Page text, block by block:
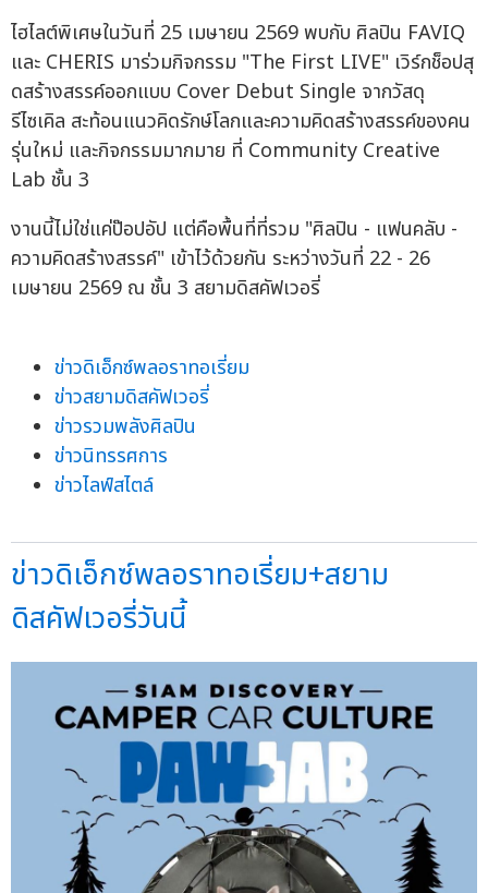
ไฮไลต์พิเศษในวันที่ 25 เมษายน 2569 พบกับ ศิลปิน FAVIQ
และ CHERIS มาร่วมกิจกรรม "The First LIVE" เวิร์กช็อปสุ
ดสร้างสรรค์ออกแบบ Cover Debut Single จากวัสดุ
รีไซเคิล สะท้อนแนวคิดรักษ์โลกและความคิดสร้างสรรค์ของคน
รุ่นใหม่ และกิจกรรมมากมาย ที่ Community Creative
Lab ชั้น 3
งานนี้ไม่ใช่แค่ป๊อปอัป แต่คือพื้นที่ที่รวม "ศิลปิน - แฟนคลับ -
ความคิดสร้างสรรค์" เข้าไว้ด้วยกัน ระหว่างวันที่ 22 - 26
เมษายน 2569 ณ ชั้น 3 สยามดิสคัฟเวอรี่
ข่าวดิเอ็กซ์พลอราทอเรี่ยม
ข่าวสยามดิสคัฟเวอรี่
ข่าวรวมพลังศิลปิน
ข่าวนิทรรศการ
ข่าวไลฟ์สไตล์
ข่าวดิเอ็กซ์พลอราทอเรี่ยม+สยาม
ดิสคัฟเวอรี่วันนี้